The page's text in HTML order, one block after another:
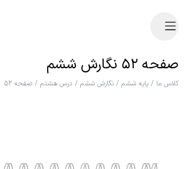
صفحه ۵۲ نگارش ششم
کلاس ما / پایه ششم / نگارش ششم / درس هشتم / صفحه ۵۲